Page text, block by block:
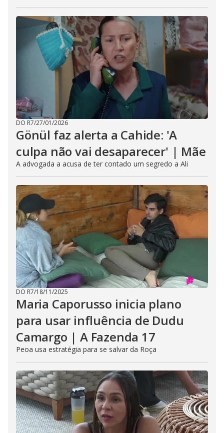
DO R7/27/01/2026
Gönül faz alerta a Cahide: 'A
culpa não vai desaparecer' | Mãe
A advogada a acusa de ter contado um segredo a Ali
DO R7/18/11/2025
Maria Caporusso inicia plano
para usar influência de Dudu
Camargo | A Fazenda 17
Peoa usa estratégia para se salvar da Roça